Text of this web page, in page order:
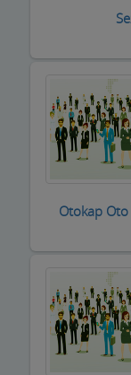
Diğer Hizmet
Dijital Uydu
Diş Hekimleri
Doktorlar
Döviz Büroları
Düğün Nişan
Otokap Oto